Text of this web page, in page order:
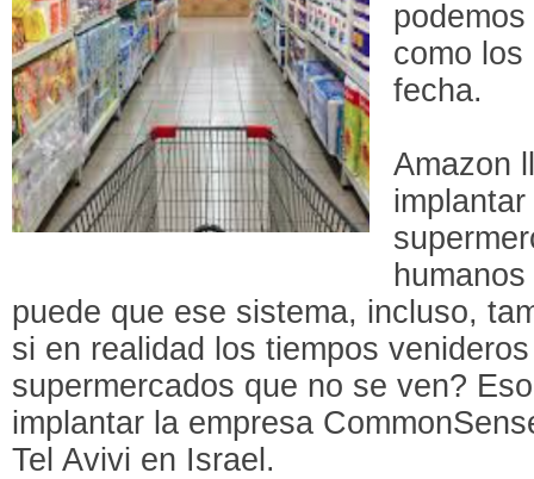
como los
fecha.
Amazon
puede que ese sistema, incluso,
si en realidad los tiempos
supermercados que no se ven?
implantar la empresa
Tel Avivi en Israel.